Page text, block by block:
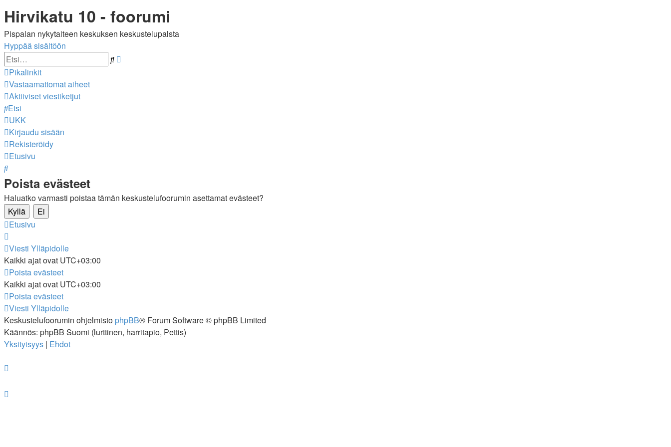
Hirvikatu 10 - foorumi
Pispalan nykytaiteen keskuksen keskustelupalsta
Hyppää sisältöön
Etsi
Pikalinkit
Vastaamattomat aiheet
Aktiiviset viestiketjut
Etsi
UKK
Kirjaudu sisään
Rekisteröidy
Etusivu
Etsi
Poista evästeet
Haluatko varmasti poistaa tämän keskustelufoorumin asettamat evästeet?
Etusivu
Viesti Ylläpidolle
Kaikki ajat ovat UTC+03:00
Poista evästeet
Kaikki ajat ovat UTC+03:00
Poista evästeet
Viesti Ylläpidolle
Keskustelufoorumin ohjelmisto phpBB® Forum Software © phpBB Limited
Käännös: phpBB Suomi (lurttinen, harritapio, Pettis)
Yksityisyys | Ehdot